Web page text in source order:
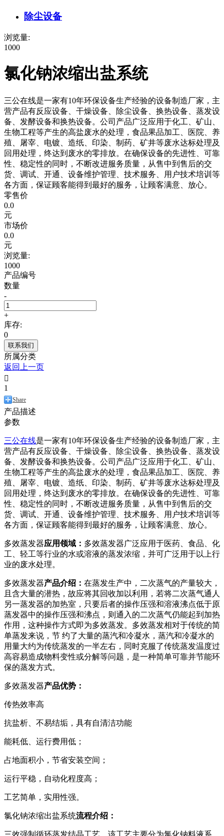
除尘设备
浏览量:
1000
氯化钠浓缩出盐系统
三公在线是一家有10年环保设备生产经验的设备制造厂家，主
营产品有反应设备、干燥设备、除尘设备、换热设备、蒸发设
备、发酵设备和换热设备。公司产品广泛应用于化工、矿山、
生物工程等产生的高盐废水的处理，食品果品加工、医院、养
殖、屠宰、电镀、造纸、印染、制药、矿井等废水达标处理及
回用处理，终达到废水的零排放。在确保设备的先进性、可靠
性、稳定性的同时，不断改进服务质量，从售中到售后的交
货、调试、开通、设备维护管理、技术服务、用户技术培训等
各方面，保证顾客能得到最好的服务，让顾客满意、放心。
零售价
0.0
元
市场价
0.0
元
浏览量:
1000
产品编号
数量
-
+
库存:
0
联系我们
所属分类
返回上一页

1
Share
产品描述
参数
三公在线是一家有10年环保设备生产经验的设备制造厂家，主
营产品有反应设备、干燥设备、除尘设备、换热设备、蒸发设
备、发酵设备和换热设备。公司产品广泛应用于化工、矿山、
生物工程等产生的高盐废水的处理，食品果品加工、医院、养
殖、屠宰、电镀、造纸、印染、制药、矿井等废水达标处理及
回用处理，终达到废水的零排放。在确保设备的先进性、可靠
性、稳定性的同时，不断改进服务质量，从售中到售后的交
货、调试、开通、设备维护管理、技术服务、用户技术培训等
各方面，保证顾客能得到最好的服务，让顾客满意、放心。
多效蒸发器应用领域： 多效蒸发器广泛应用于医药、食品、化
工、轻工等行业的水或溶液的蒸发浓缩，并可广泛用于以上行
业的废水处理。
多效蒸发器产品介绍： 在蒸发生产中，二次蒸气的产量较大，
且含大量的潜热，故应将其回收加以利用，若将二次蒸气通人
另一蒸发器的加热室，只要后者的操作压强和溶液沸点低于原
蒸发器中的操作压强和沸点，则通入的二次蒸气仍能起到加热
作用，这种操作方式即为多效蒸发。多效蒸发相对于传统的简
单蒸发来说，节 约了大量的蒸汽和冷凝水，蒸汽和冷凝水的
用量大约为传统蒸发的一半左右，同时克服了传统蒸发温度过
高容易造成物料变性或分解等问题，是一种简单可靠并节能环
保的蒸发方式。
多效蒸发器产品优势：
传热效率高
抗盐析、不易结垢，具有自清洁功能
能耗低、运行费用低；
占地面积小，节省安装空间；
运行平稳，自动化程度高；
工艺简单，实用性强。
氯化钠浓缩出盐系统流程介绍：
三效强制循环蒸发结晶工艺，该工艺主要分为氯化钠料液系